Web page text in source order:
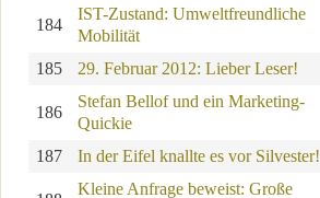
184
IST-Zustand: Umweltfreundliche
Mobilität
185 29. Februar 2012: Lieber Leser!
186
Stefan Bellof und ein Marketing-
Quickie
187 In der Eifel knallte es vor Silvester!
Kleine Anfrage beweist: Große